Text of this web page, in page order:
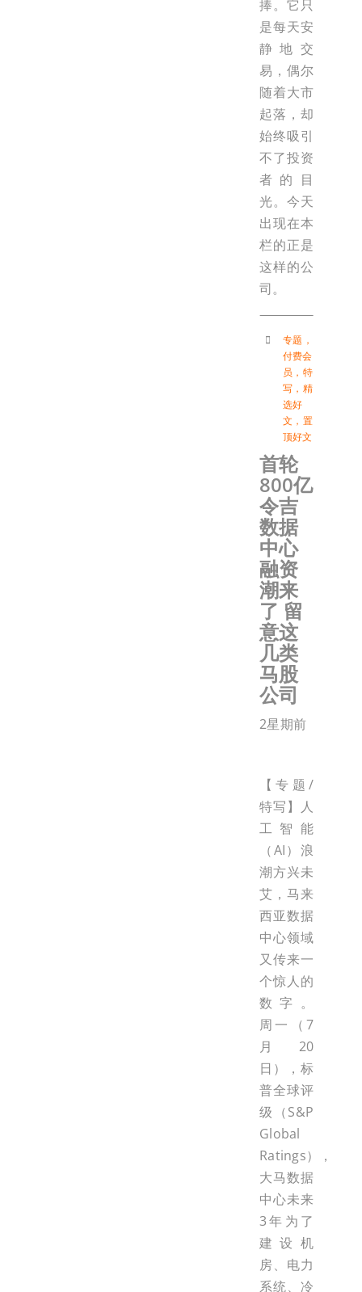
捧。它只
是每天安
静地交
易，偶尔
随着大市
起落，却
始终吸引
不了投资
者的目
光。今天
出现在本
栏的正是
这样的公
司。
专题 ，
付费会
员 ， 特
写 ， 精
选好
文 ， 置
顶好文
首轮
800亿
令吉
数据
中心
融资
潮来
了 留
意这
几类
马股
公司
2星期前
【专题/
特写】人
工智能
（AI）浪
潮方兴未
艾，马来
西亚数据
中心领域
又传来一
个惊人的
数字。
周一（7
月20
日），标
普全球评
级（S&P
Global
Ratings），
大马数据
中心未来
3年为了
建设机
房、电力
系统、冷